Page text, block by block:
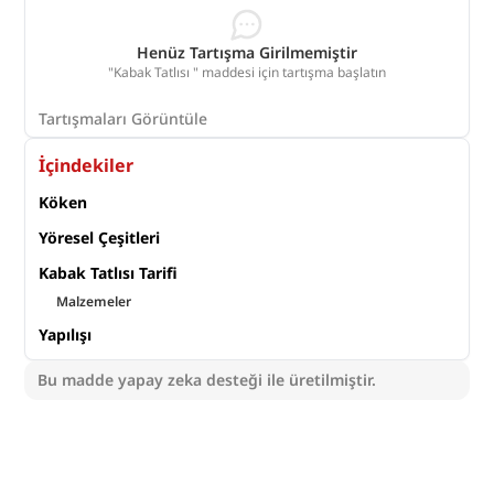
Henüz Tartışma Girilmemiştir
"Kabak Tatlısı " maddesi için tartışma başlatın
Tartışmaları Görüntüle
İçindekiler
Köken
Yöresel Çeşitleri
Kabak Tatlısı Tarifi
Malzemeler
Yapılışı
Bu madde yapay zeka desteği ile üretilmiştir.